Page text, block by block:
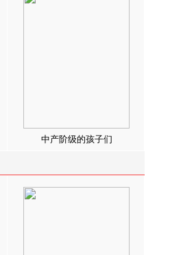
中产阶级的孩子们